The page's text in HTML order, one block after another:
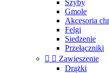
Szyby
Gmole
Akcesoria
Felgi
Siedzenie
Przełączniki
  Zawieszenie
Drążki